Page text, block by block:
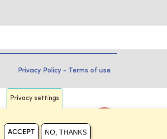
Privacy Policy - Terms of use
Privacy settings
ACCEPT NO, THANKS